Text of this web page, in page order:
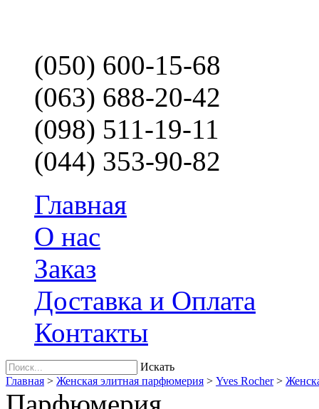
(050) 600-15-68
(063) 688-20-42
(098) 511-19-11
(044) 353-90-82
Главная
О нас
Заказ
Доставка и Оплата
Контакты
Искать
Главная > Женская элитная парфюмерия > Yves Rocher>